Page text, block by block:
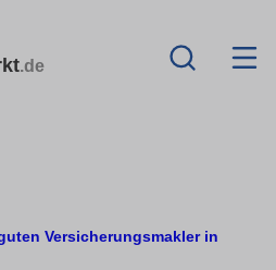
.de
Versicherungsmakler in